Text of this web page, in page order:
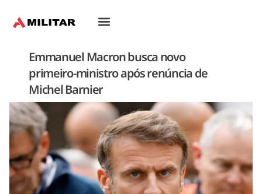
Emmanuel Macron busca novo
primeiro-ministro após renúncia de
Michel Barnier